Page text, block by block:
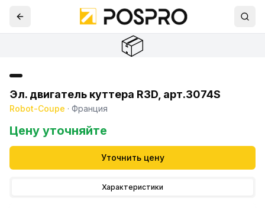
📦
Эл. двигатель куттера R3D, арт.3074S
Robot-Coupe · Франция
Цену уточняйте
Уточнить цену
Характеристики